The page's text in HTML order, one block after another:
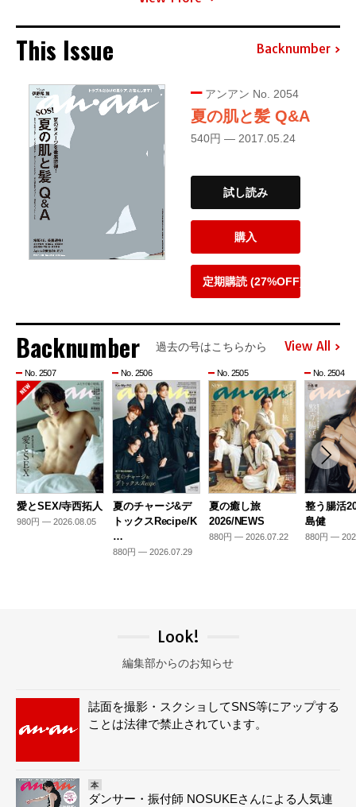
This Issue Backnumber
アンアン No. 2054
夏の肌と髪 Q&A
540円 — 2017.05.24
試し読み
購入
定期購読 (27%OFF)
Backnumber 過去の号はこちらから View All
No. 2507
愛とSEX/寺西拓人
980円 — 2026.08.05
No. 2506
夏のチャージ&デ
トックスRecipe/K
…
880円 — 2026.07.29
No. 2505
夏の癒し旅
2026/NEWS
880円 — 2026.07.22
No. 2504
整う腸活
島健
880円 —
Look!
編集部からのお知らせ
誌面を撮影・スクショしてSNS等にアップする
ことは法律で禁止されています。
本
ダンサー・振付師 NOSUKEさんによる人気連